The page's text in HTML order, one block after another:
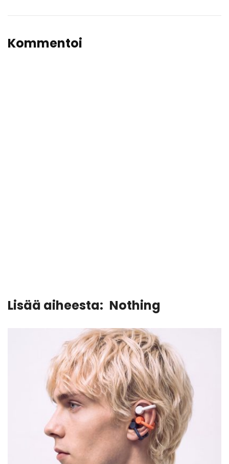
Kommentoi
Lisää aiheesta: Nothing